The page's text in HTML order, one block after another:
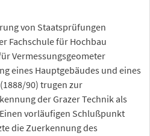
von Staatsprüfungen
Fachschule für Hochbau
Vermessungsgeometer
eines Hauptgebäudes und eines
90) trugen zur
der Grazer Technik als
vorläufigen Schlußpunkt
die Zuerkennung des